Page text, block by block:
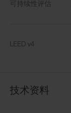
可持续性评估
LEED v4
技术资料